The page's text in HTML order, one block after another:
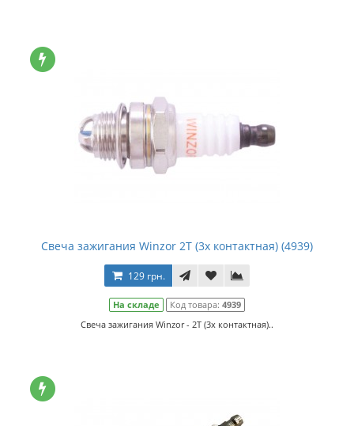
Свеча зажигания Winzor 2Т (3х контактная) (4939)
129 грн.
На складе Код товара: 4939
Свеча зажигания Winzor - 2Т (3х контактная)..